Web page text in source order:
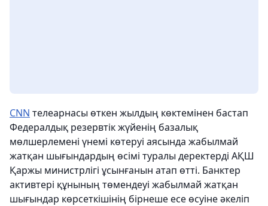
CNN телеарнасы өткен жылдың көктемінен бастап
Федералдық резервтік жүйенің базалық
мөлшерлемені үнемі көтеруі аясында жабылмай
жатқан шығындардың өсімі туралы деректерді АҚШ
Қаржы министрлігі ұсынғанын атап өтті. Банктер
активтері құнының төмендеуі жабылмай жатқан
шығындар көрсеткішінің бірнеше есе өсуіне әкеліп